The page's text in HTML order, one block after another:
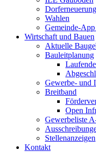
Dorferneuerung
Wahlen
Gemeinde-
Wirtschaft und Bauen
Aktuelle
Bauleitplanung
Gewerbe- und
Breitband
Open
Gewerbeliste
Stellenanzeigen
Kontakt